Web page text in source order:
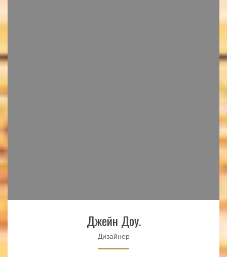
Джейн Доу.
Дизайнер